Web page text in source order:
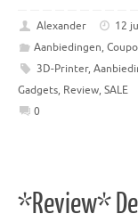
Alexander
12
Aanbiedingen,
3D-Printer,
Gadgets, Review, SALE
0
*Review*